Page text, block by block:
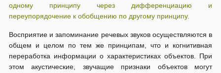
одному принципу через дифференциацию и
переупорядочение к обобщению по другому принципу.
Восприятие и запоминание речевых звуков осуществляются в
общем и целом по тем же принципам, что и когнитивная
переработка информации о характеристиках объектов. При
этом акустические, звучащие признаки объектов могут